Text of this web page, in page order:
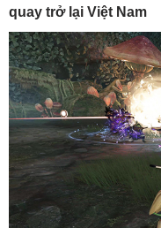
quay trở lại Việt Nam